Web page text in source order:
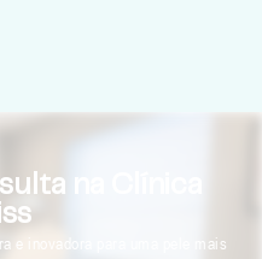
na Clínica
e inovadora para uma pele mais